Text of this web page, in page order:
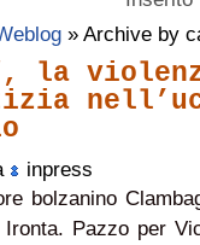
» Archive by
la
inpress
bolzanino
Pazzo per